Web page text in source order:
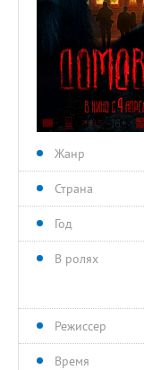
Жанр
Страна
Год
В ролях
Режиссер
Время